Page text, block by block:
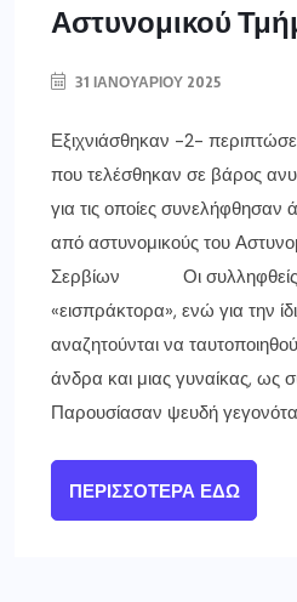
Αστυνομικού
31 ΙΑΝΟΥΑΡΊΟΥ 2025
Εξιχνιάσθηκαν -2-
που τελέσθηκαν σε βάρος
για τις οποίες
από αστυνομικούς του
Σερβίων Οι συλληφθείς
«εισπράκτορα», ενώ για την
αναζητούνται να
άνδρα και μιας γυναίκας, ως
Παρουσίασαν ψευδή
ΠΕΡΙΣΣΌΤΕΡΑ ΕΔΏ